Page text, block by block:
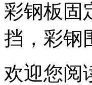
彩钢板固
挡，彩钢
欢迎您阅